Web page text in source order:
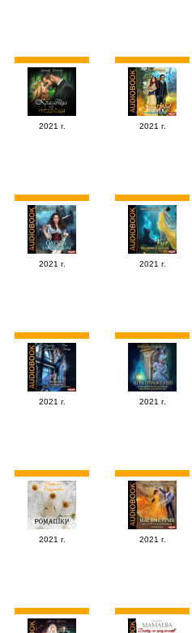
2021 г. 2021 г.
2021 г. 2021 г.
2021 г. 2021 г.
2021 г. 2021 г.